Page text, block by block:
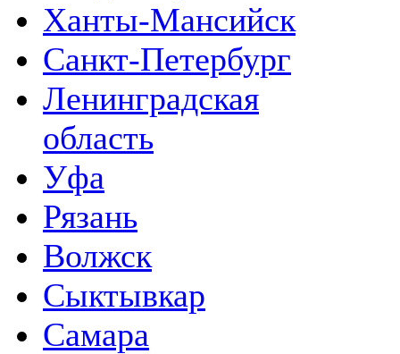
Ханты-Мансийск
Санкт-Петербург
Ленинградская
область
Уфа
Рязань
Волжск
Сыктывкар
Самара